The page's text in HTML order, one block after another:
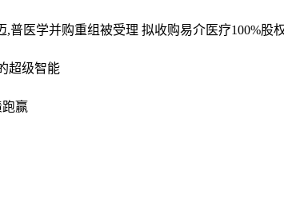
,普医学并购重组被受理 拟收购易介医疗100%股
超级智能
赢